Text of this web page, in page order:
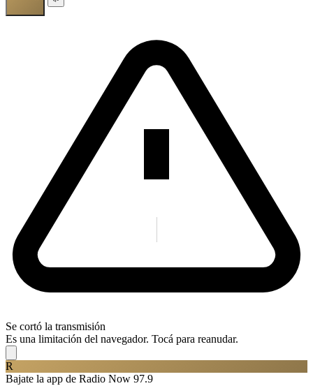
Se cortó la transmisión
Es una limitación del navegador. Tocá para reanudar.
R
Bajate la app de Radio Now 97.9